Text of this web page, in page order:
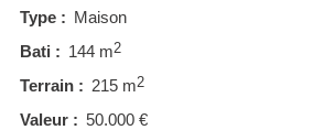
Type : Maison
Bati : 144 m2
Terrain : 215 m2
Valeur : 50.000 €